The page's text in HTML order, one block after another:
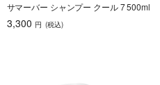
サマーバー シャンプー クール 7 500ml
3,300 円 (税込)